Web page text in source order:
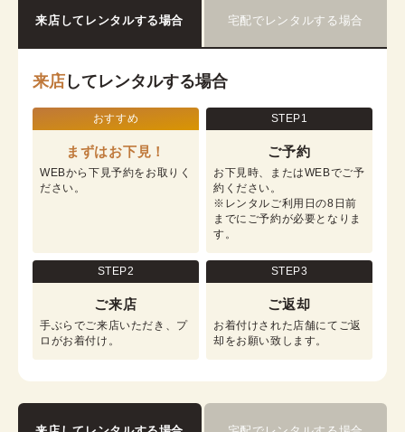
来店してレンタルする場合 宅配でレンタルする場合
来店 してレンタルする場合
おすすめ
まずはお下見！
WEBから下見予約をお取りく
ださい。
STEP1
ご予約
お下見時、またはWEBでご予
約ください。
※レンタルご利用日の8日前
までにご予約が必要となりま
す。
STEP2
ご来店
手ぶらでご来店いただき、プ
ロがお着付け。
STEP3
ご返却
お着付けされた店舗にてご返
却をお願い致します。